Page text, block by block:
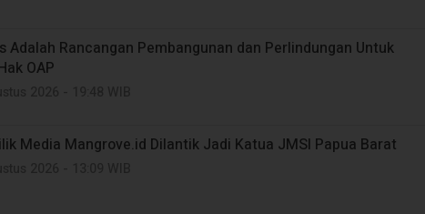
Adalah Rancangan Pembangunan dan Perlindungan Untuk
OAP
Media Mangrove.id Dilantik Jadi Katua JMSI Papua Barat